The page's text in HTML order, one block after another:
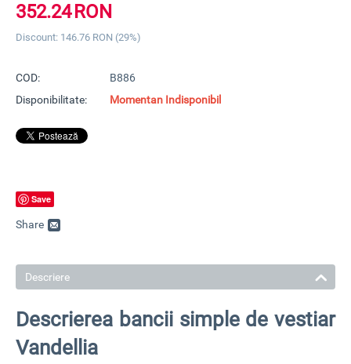
352.24 RON
Discount: 146.76 RON (29%)
COD:
B886
Disponibilitate:
Momentan Indisponibil
Save
Share
Descriere
Descrierea bancii simple de vestiar
Vandellia